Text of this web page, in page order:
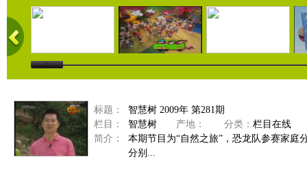
标题：
智慧树 2009年 第281期
栏目：
智慧树 产地： 分类： 栏目在线
简介：
本期节目为“自然之旅”，恐龙队参赛家庭
分别...